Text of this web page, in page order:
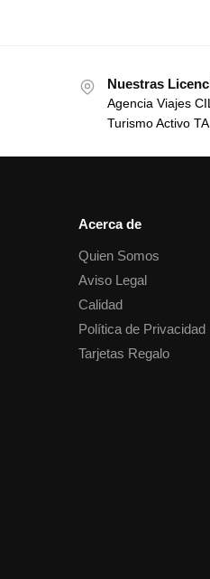
Nuestras
Agencia Viajes
Turismo Activo
Acerca de
Quien Somos
Aviso Legal
Calidad
Política de Privacidad
Tarjetas Regalo